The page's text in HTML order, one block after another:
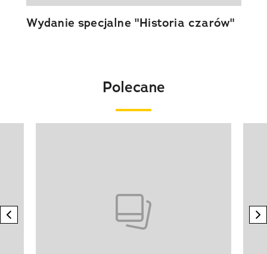
Wydanie specjalne "Historia czarów"
Polecane
previous element